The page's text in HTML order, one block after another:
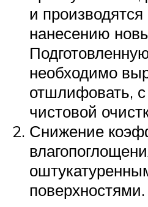
и
нанесению
необходимо
отшлифовать,
чистовой
Снижение